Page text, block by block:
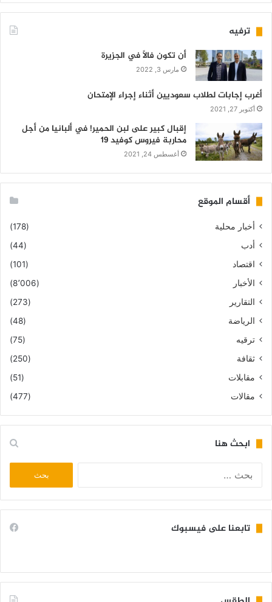
ترفيه
أن تكون فالاً في الجزيرة
مارس 3, 2022
أغرب إجابات لطلاب سعوديين أثناء إجراء الإمتحان
أكتوبر 27, 2021
إقبال كبير على لبن الحمير! في ألبانيا من أجل
محاربة فيروس كوفيد 19
أغسطس 24, 2021
أقسام الموقع
أخبار محلية
(178)
أدب
(44)
اقتصاد
(101)
الأخبار
(8٬006)
التقارير
(273)
الرياضة
(48)
ترقيه
(75)
ثقافة
(250)
مقابلات
(51)
مقالات
(477)
ابحث هنا
تابعنا على فيسبوك